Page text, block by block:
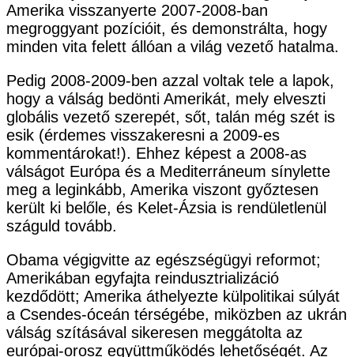
Amerika visszanyerte 2007-2008-ban
megroggyant pozícióit, és demonstrálta, hogy
minden vita felett állóan a világ vezető hatalma.
Pedig 2008-2009-ben azzal voltak tele a lapok,
hogy a válság bedönti Amerikát, mely elveszti
globális vezető szerepét, sőt, talán még szét is
esik (érdemes visszakeresni a 2009-es
kommentárokat!). Ehhez képest a 2008-as
válságot Európa és a Mediterráneum sínylette
meg a leginkább, Amerika viszont győztesen
került ki belőle, és Kelet-Ázsia is rendületlenül
száguld tovább.
Obama végigvitte az egészségügyi reformot;
Amerikában egyfajta reindusztrializáció
kezdődött; Amerika áthelyezte külpolitikai súlyát
a Csendes-óceán térségébe, miközben az ukrán
válság szításával sikeresen meggátolta az
európai-orosz együttműködés lehetőségét. Az